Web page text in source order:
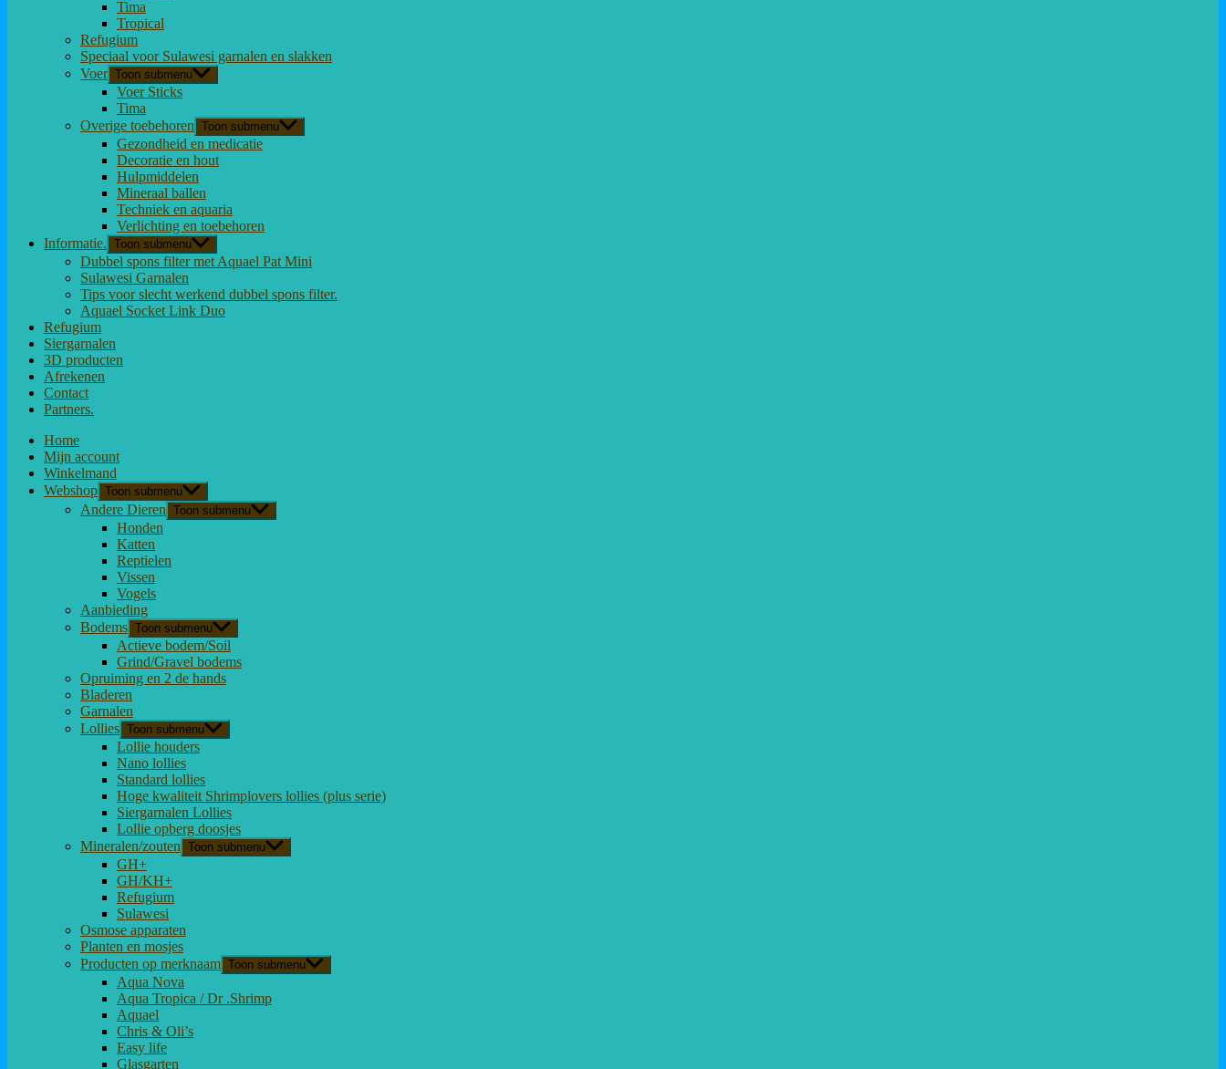
Tima
Tropical
Refugium
Speciaal voor Sulawesi garnalen en slakken
Voer Toon submenu
Voer Sticks
Tima
Overige toebehoren Toon submenu
Gezondheid en medicatie
Decoratie en hout
Hulpmiddelen
Mineraal ballen
Techniek en aquaria
Verlichting en toebehoren
Informatie. Toon submenu
Dubbel spons filter met Aquael Pat Mini
Sulawesi Garnalen
Tips voor slecht werkend dubbel spons filter.
Aquael Socket Link Duo
Refugium
Siergarnalen
3D producten
Afrekenen
Contact
Partners.
Home
Mijn account
Winkelmand
Webshop Toon submenu
Andere Dieren Toon submenu
Honden
Katten
Reptielen
Vissen
Vogels
Aanbieding
Bodems Toon submenu
Actieve bodem/Soil
Grind/Gravel bodems
Opruiming en 2 de hands
Bladeren
Garnalen
Lollies Toon submenu
Lollie houders
Nano lollies
Standard lollies
Hoge kwaliteit Shrimplovers lollies (plus serie)
Siergarnalen Lollies
Lollie opberg doosjes
Mineralen/zouten Toon submenu
GH+
GH/KH+
Refugium
Sulawesi
Osmose apparaten
Planten en mosjes
Producten op merknaam Toon submenu
Aqua Nova
Aqua Tropica / Dr .Shrimp
Aquael
Chris & Oli’s
Easy life
Glasgarten